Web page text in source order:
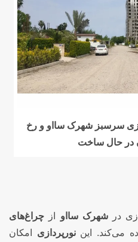
سرسبز شهرک سااو و رخ
در حال ساخت
درشهرک سااو از چراغ‌های
می‌کند. ایننورپردازی امکان